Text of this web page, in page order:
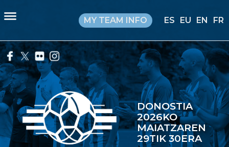
MY TEAM INFO ES EU EN FR
DONOSTIA
2026KO
MAIATZAREN
29TIK 30ERA